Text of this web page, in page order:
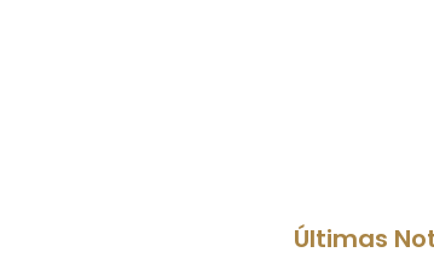
Últimas